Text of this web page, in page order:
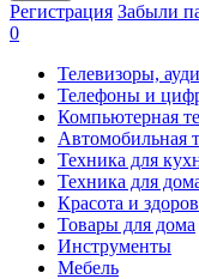
Регистрация Забыли
0
Телевизоры,
Телефоны и
Компьютерная
Автомобильная
Техника для
Техника для
Красота и
Товары для дома
Инструменты
Мебель